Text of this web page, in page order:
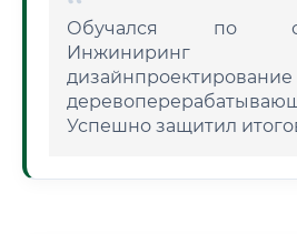
Обучался по
Успешно защитил